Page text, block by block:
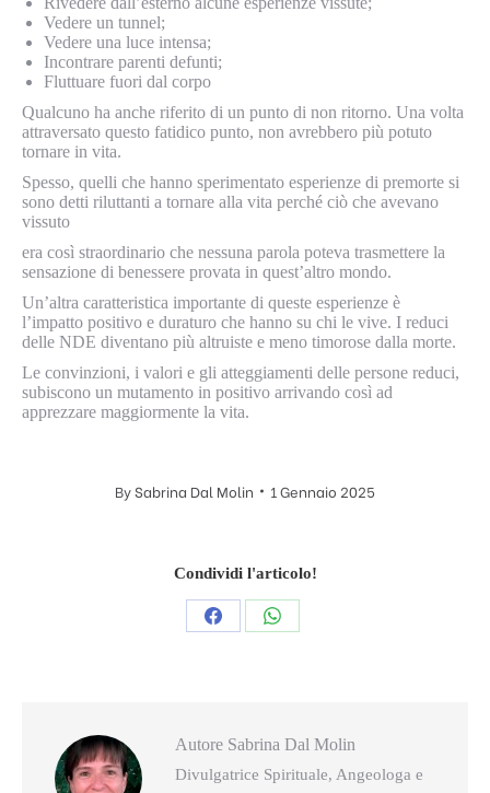
Vedere un tunnel;
Vedere una luce intensa;
Incontrare parenti defunti;
Fluttuare fuori dal corpo
Qualcuno ha anche riferito di un punto di non ritorno. Una volta
attraversato questo fatidico punto, non avrebbero più potuto
tornare in vita.
Spesso, quelli che hanno sperimentato esperienze di premorte si
sono detti riluttanti a tornare alla vita perché ciò che avevano
vissuto
era così straordinario che nessuna parola poteva trasmettere la
sensazione di benessere provata in quest’altro mondo.
Un’altra caratteristica importante di queste esperienze è
l’impatto positivo e duraturo che hanno su chi le vive. I reduci
delle NDE diventano più altruiste e meno timorose dalla morte.
Le convinzioni, i valori e gli atteggiamenti delle persone reduci,
subiscono un mutamento in positivo arrivando così ad
apprezzare maggiormente la vita.
BySabrina Dal Molin 1 Gennaio 2025
Condividi l'articolo!
CondividiCondividi
Autore Sabrina Dal Molin
Divulgatrice Spirituale, Angeologa e